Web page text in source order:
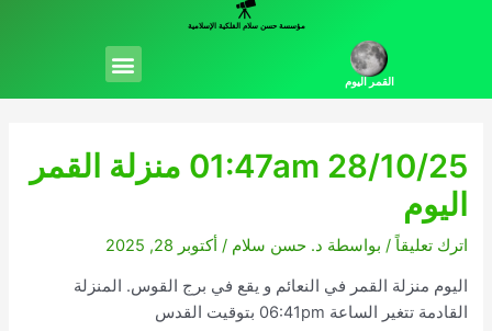
مؤسسة حسن سلام الفلكية الإسلامية
القمر اليوم
Menu
01:47am 28/10/25 منزلة القمر
اليوم
اترك تعليقاً / بواسطة د. حسن سلام/ أكتوبر 28, 2025
اليوم منزلة القمر في النعائم و يقع في برج القوس. المنزلة
القادمة تتغير الساعة 06:41pm بتوقيت القدس